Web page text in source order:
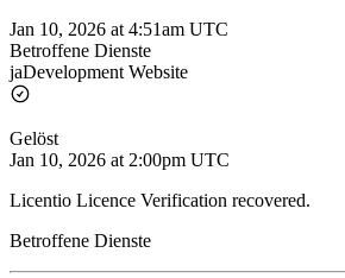
Jan 10, 2026 at 4:51am UTC
Betroffene Dienste
jaDevelopment Website
Gelöst
Jan 10, 2026 at 2:00pm UTC
Licentio Licence Verification recovered.
Betroffene Dienste